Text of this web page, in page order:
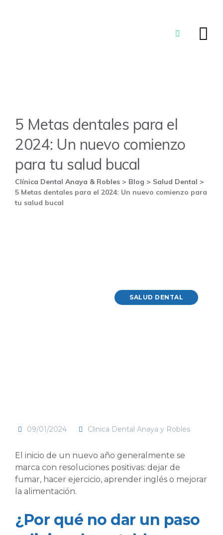
5 Metas dentales para el
2024: Un nuevo comienzo
para tu salud bucal
Clínica Dental Anaya & Robles > Blog > Salud Dental >
5 Metas dentales para el 2024: Un nuevo comienzo para
tu salud bucal
SALUD DENTAL
09/01/2024 Clinica Dental Anaya y Robles
El inicio de un nuevo año generalmente se
marca con resoluciones positivas: dejar de
fumar, hacer ejercicio, aprender inglés o mejorar
la alimentación.
¿Por qué no dar un paso